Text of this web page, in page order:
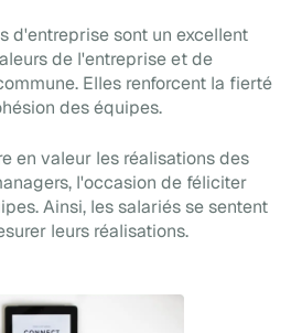
d'entreprise sont un excellent
de l'entreprise et de
Elles renforcent la fierté
des équipes.
en valeur les réalisations des
l'occasion de féliciter
Ainsi, les salariés se sentent
leurs réalisations.